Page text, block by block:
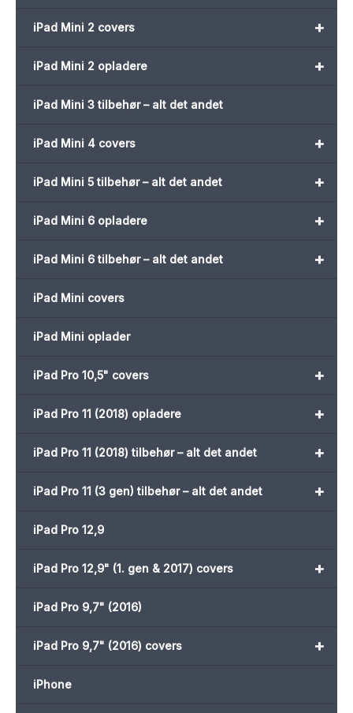
+
iPad Mini 2 covers
+
iPad Mini 2 opladere
iPad Mini 3 tilbehør – alt det andet
+
iPad Mini 4 covers
+
iPad Mini 5 tilbehør – alt det andet
+
iPad Mini 6 opladere
+
iPad Mini 6 tilbehør – alt det andet
iPad Mini covers
iPad Mini oplader
+
iPad Pro 10,5" covers
+
iPad Pro 11 (2018) opladere
+
iPad Pro 11 (2018) tilbehør – alt det andet
+
iPad Pro 11 (3 gen) tilbehør – alt det andet
iPad Pro 12,9
+
iPad Pro 12,9" (1. gen & 2017) covers
iPad Pro 9,7" (2016)
+
iPad Pro 9,7" (2016) covers
iPhone